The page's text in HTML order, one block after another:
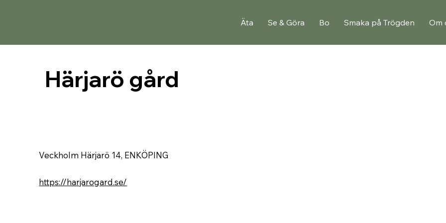
Äta Se & Göra Bo Smaka på Trögden Om
Härjarö gård
Veckholm Härjarö 14, ENKÖPING
https://harjarogard.se/